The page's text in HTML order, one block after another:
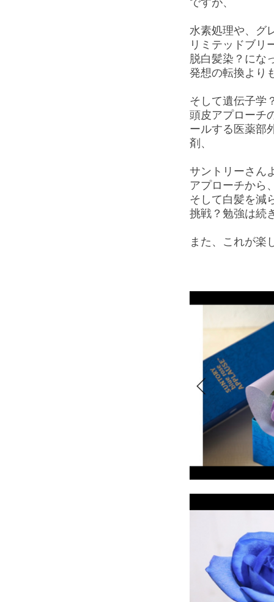
ですが、
水素処理や、グ
リミテッドブリ
脱白髪染？にな
発想の転換より
そして遺伝子学
頭皮アプローチ
ールする医薬部
剤、
サントリーさん
アプローチから
そして白髪を減
挑戦？勉強は続
また、これが楽